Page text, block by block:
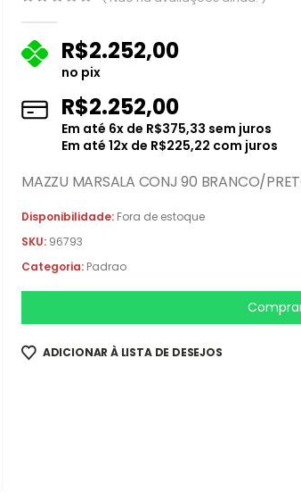
R$2.252,00
no pix
R$2.252,00
Em até 6x de R$375,33 sem juros
Em até 12x de R$225,22 com juros
MAZZU MARSALA CONJ 90 BRANCO/
Disponibilidade: Fora de estoque
SKU: 96793
Categoria: Padrao
ADICIONAR À LISTA DE DESEJOS